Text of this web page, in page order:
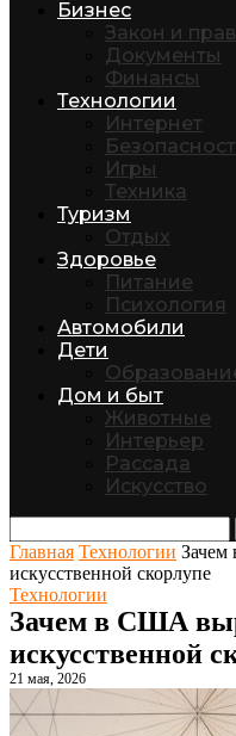
Бизнес
Закон и
Документы
Финансы
Технологии
Интернет
Игры
Техника
Туризм
Отдых
Здоровье
Питание
Психология
Автомобили
Дети
Дом и быт
Животные
Интерьер
Рассада
Искусство
Главная Технологии
искусственной скорлупе
Технологии
Зачем в США
искусственной
21 мая, 2026